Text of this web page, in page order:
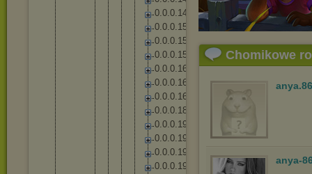
0.0.0.14
0.0.0.15
0.0.0.15
0.0.0.15
0.0.0.16
0.0.0.16
0.0.0.16
0.0.0.18
0.0.0.19
0.0.0.19
0.0.0.19
0.0.0.19
Chomikowe
anya.86
anya-